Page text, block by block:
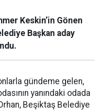
Keskin’in Gönen
Başkan aday
gündeme gelen,
yanındaki odada
Beşiktaş Belediye